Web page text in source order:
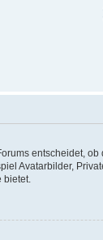
entscheidet,
Avatarbilder,
bietet.